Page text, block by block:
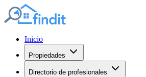
Inicio
Propiedades
Directorio de profesionales